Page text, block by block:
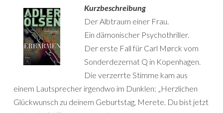
Kurzbeschreibung
Der Albtraum einer Frau.
Ein dämonischer Psychothriller.
Der erste Fall für Carl Mørck vom
Sonderdezernat Q in Kopenhagen.
Die verzerrte Stimme kam aus
einem Lautsprecher irgendwo im Dunklen: „Herzlichen
Glückwunsch zu deinem Geburtstag, Merete. Du bist jetzt